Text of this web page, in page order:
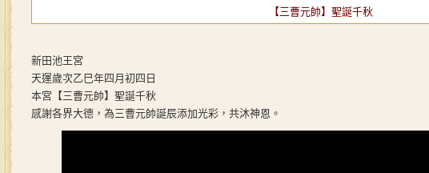
【三曹元帥】聖誕千秋
新田池王宮
天運歲次乙巳年四月初四日
本宮【三曹元帥】聖誕千秋
感謝各界大德，為三曹元帥誕辰添加光彩，共沐神恩。